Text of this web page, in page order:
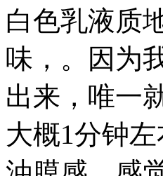
白色乳液质
味，。因为
出来，唯一
大概1分钟